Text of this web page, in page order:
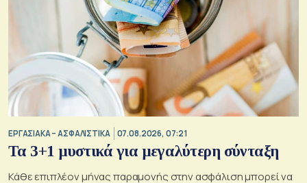
ΕΡΓΑΣΙΑΚΑ – ΑΣΦΑΛΙΣΤΙΚΑ 07.08.2026, 07:21
Τα 3+1 μυστικά για μεγαλύτερη σύνταξη
Κάθε επιπλέον μήνας παραμονής στην ασφάλιση μπορεί να